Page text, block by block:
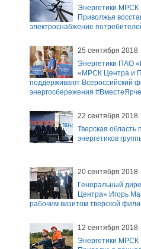
Энергетики
Приволжья
электроснабжение
25 сентября 2018
Энергетики ПАО
«МРСК Центра и
поддерживают Всероссийский
энергосбережения #ВместеЯрче
22 сентября 2018
Тверская область
энергетиков
20 сентября 2018
Генеральный
Центра» Игорь
рабочим визитом тверской
12 сентября 2018
Энергетики